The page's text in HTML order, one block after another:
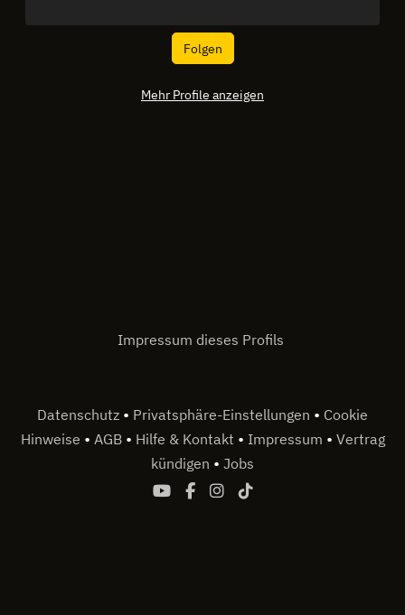
Folgen
Mehr Profile anzeigen
Impressum dieses Profils
Datenschutz • Privatsphäre-Einstellungen • Cookie
Hinweise • AGB • Hilfe & Kontakt • Impressum • Vertrag
kündigen • Jobs